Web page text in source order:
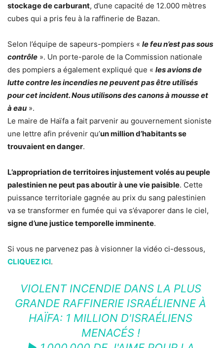
stockage de carburant, d’une capacité de 12.000 mètres
cubes qui a pris feu à la raffinerie de Bazan.
Selon l’équipe de sapeurs-pompiers « le feu n’est pas sous
contrôle ». Un porte-parole de la Commission nationale
des pompiers a également expliqué que « les avions de
lutte contre les incendies ne peuvent pas être utilisés
pour cet incident. Nous utilisons des canons à mousse et
à eau ».
Le maire de Haïfa a fait parvenir au gouvernement sioniste
une lettre afin prévenir qu’un million d’habitants se
trouvaient en danger.
L’appropriation de territoires injustement volés au peuple
palestinien ne peut pas aboutir à une vie paisible. Cette
puissance territoriale gagnée au prix du sang palestinien
va se transformer en fumée qui va s’évaporer dans le ciel,
signe d’une justice temporelle imminente.
Si vous ne parvenez pas à visionner la vidéo ci-dessous,
CLIQUEZ ICI.
VIOLENT INCENDIE DANS LA PLUS
GRANDE RAFFINERIE ISRAÉLIENNE À
HAÏFA: 1 MILLION D'ISRAÉLIENS
MENACÉS !